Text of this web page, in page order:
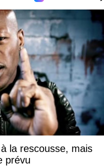
la rescousse, mais
prévu